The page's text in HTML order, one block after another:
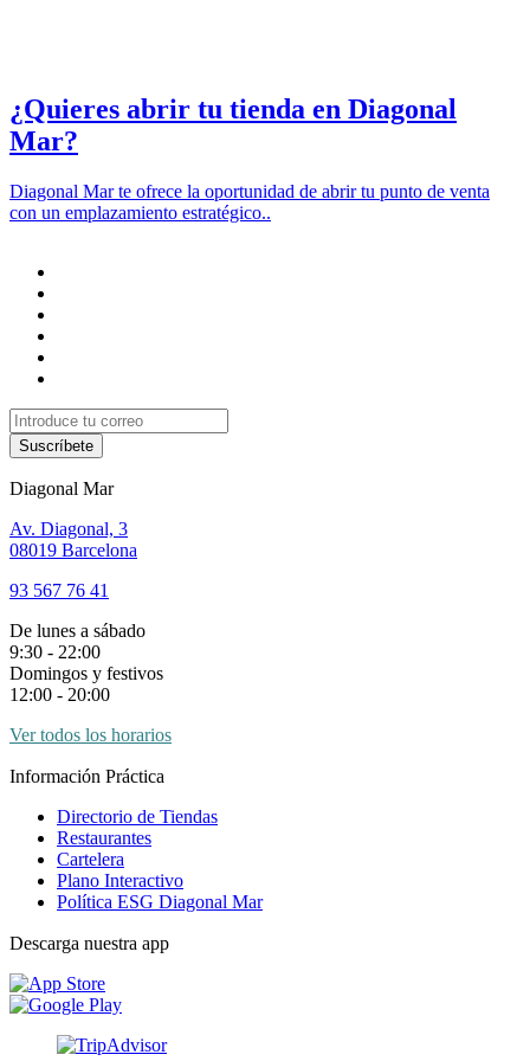
comercial
o
los
instalados
en
Destinatarios:
No
prevista
comunicación
de
personales
en
los
supuestos
establecidos
una
obligación
legal
Ejercicio
de
Derechos:
Tiene
derecho
a
acceder,
rectificar
y
suprimir
sus
datos,
¿Quieres abrir tu tienda en Diagonal
Mar?
Diagonal Mar te ofrece la oportunidad de abrir tu punto de venta
con un emplazamiento estratégico..
Suscríbete
Diagonal Mar
Av. Diagonal, 3
08019 Barcelona
93 567 76 41
De lunes a sábado
9:30 - 22:00
Domingos y festivos
12:00 - 20:00
Ver todos los horarios
Información Práctica
Directorio de Tiendas
Restaurantes
Cartelera
Plano Interactivo
Política ESG Diagonal Mar
Descarga nuestra app